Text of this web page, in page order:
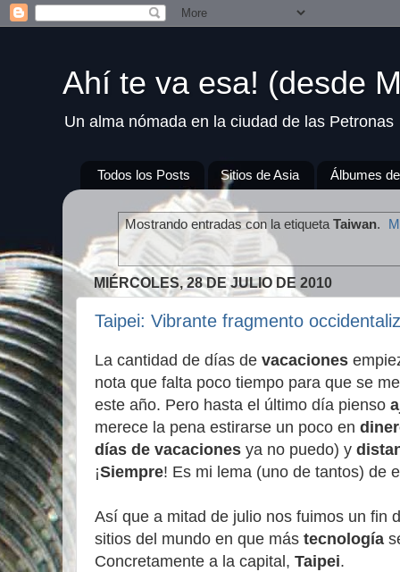
Ahí te va esa! (desde
Un alma nómada en la ciudad de las Petronas
Todos los Posts Sitios de Asia Álbumes
Mostrando entradas con la etiquetaTaiwan.
MIÉRCOLES, 28 DE JULIO DE 2010
Taipei: Vibrante fragmento
La cantidad de días de vacaciones
nota que falta poco tiempo para que se
este año. Pero hasta el último día pienso
merece la pena estirarse un poco en
días de vacaciones ya no puedo) y
¡Siempre! Es mi lema (uno de tantos) de
Así que a mitad de julio nos fuimos un fin
sitios del mundo en que más tecnología
Concretamente a la capital, Taipei.